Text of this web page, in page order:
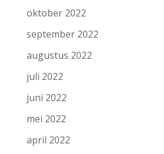
oktober 2022
september 2022
augustus 2022
juli 2022
juni 2022
mei 2022
april 2022